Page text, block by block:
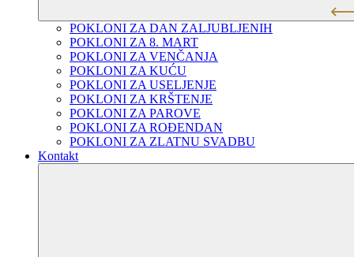
POKLONI ZA DAN ZALJUBLJENIH
POKLONI ZA 8. MART
POKLONI ZA VENČANJA
POKLONI ZA KUĆU
POKLONI ZA USELJENJE
POKLONI ZA KRŠTENJE
POKLONI ZA PAROVE
POKLONI ZA ROĐENDAN
POKLONI ZA ZLATNU SVADBU
Kontakt